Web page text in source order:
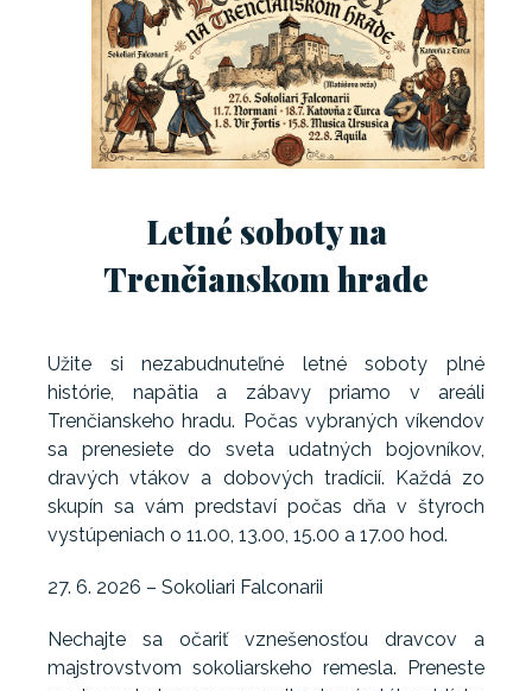
Letné soboty na
Trenčianskom hrade
Užite si nezabudnuteľné letné soboty plné
histórie, napätia a zábavy priamo v areáli
Trenčianskeho hradu. Počas vybraných víkendov
sa prenesiete do sveta udatných bojovníkov,
dravých vtákov a dobových tradícií. Každá zo
skupín sa vám predstaví počas dňa v štyroch
vystúpeniach o 11.00, 13.00, 15.00 a 17.00 hod.
27. 6. 2026 – Sokoliari Falconarii
Nechajte sa očariť vznešenosťou dravcov a
majstrovstvom sokoliarskeho remesla. Preneste